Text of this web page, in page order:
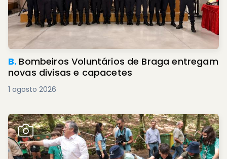
B. Bombeiros Voluntários de Braga entregam
novas divisas e capacetes
1 agosto 2026